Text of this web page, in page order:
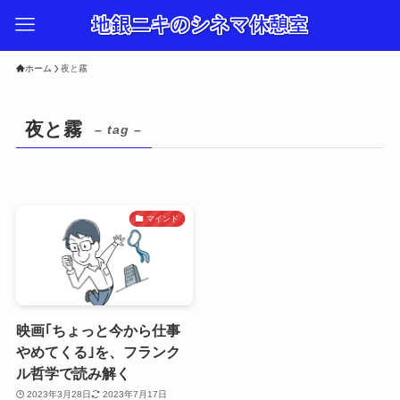
ホーム 夜と霧
夜と霧 – tag –
マインド
映画｢ちょっと今から仕事
やめてくる｣を、フランク
ル哲学で読み解く
2023年3月28日 2023年7月17日